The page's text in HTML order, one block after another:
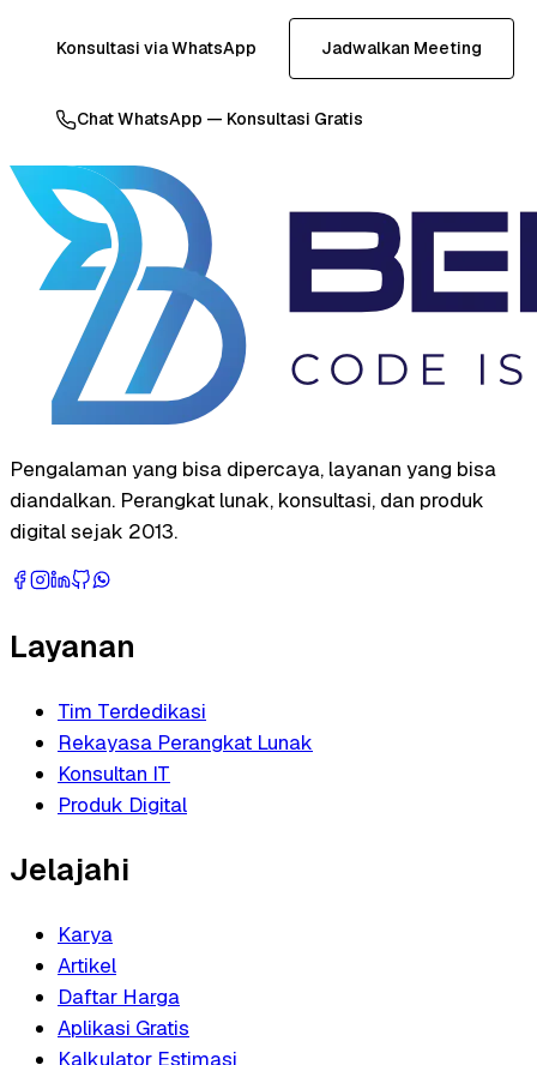
Konsultasi via WhatsApp Jadwalkan Meeting
Chat WhatsApp — Konsultasi Gratis
Pengalaman yang bisa dipercaya, layanan yang bisa
diandalkan. Perangkat lunak, konsultasi, dan produk
digital sejak 2013.
Layanan
Tim Terdedikasi
Rekayasa Perangkat Lunak
Konsultan IT
Produk Digital
Jelajahi
Karya
Artikel
Daftar Harga
Aplikasi Gratis
Kalkulator Estimasi